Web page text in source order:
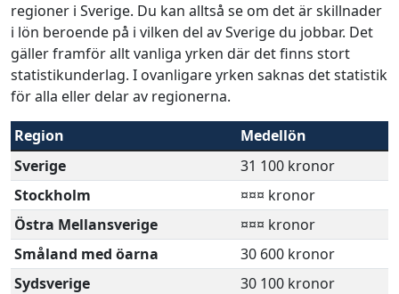
regioner i Sverige. Du kan alltså se om det är skillnader
i lön beroende på i vilken del av Sverige du jobbar. Det
gäller framför allt vanliga yrken där det finns stort
statistikunderlag. I ovanligare yrken saknas det statistik
för alla eller delar av regionerna.
Region
Medellön
Sverige
31 100 kronor
Stockholm
¤¤¤ kronor
Östra Mellansverige
¤¤¤ kronor
Småland med öarna
30 600 kronor
Sydsverige
30 100 kronor